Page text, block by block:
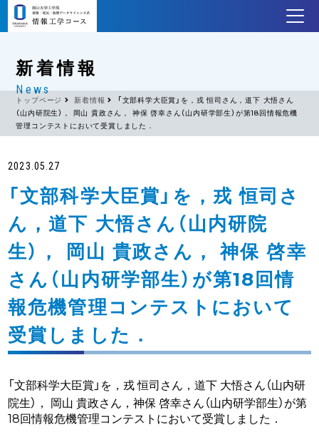
新着情報
News
トップページ 新着情報
「文部科学大臣賞」を，戎 恒司さん，道下 大悟さん
（山内研院生）， 岡山 貴政さん， 神保 啓幸さん（山内研学部生）が第18回情報危機
管理コンテストにおいて受賞しました．
2023.05.27
「文部科学大臣賞」を，戎 恒司さ
ん，道下 大悟さん（山内研院
生）， 岡山 貴政さん， 神保 啓幸
さん（山内研学部生）が第18回情
報危機管理コンテストにおいて
受賞しました．
「文部科学大臣賞」を，戎 恒司さん，道下 大悟さん（山内研
院生）， 岡山 貴政さん，神保 啓幸さん（山内研学部生）が第
18回情報危機管理コンテストにおいて受賞しました．